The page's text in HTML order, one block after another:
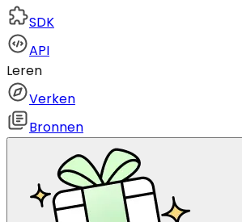
SDK
API
Leren
Verken
Bronnen